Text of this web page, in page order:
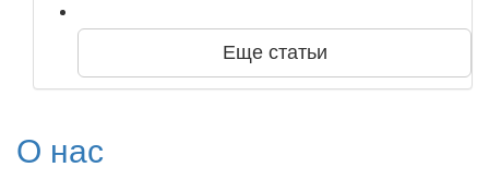
Еще статьи
О нас